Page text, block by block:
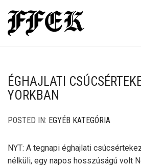
ÉGHAJLATI
YORKBAN
POSTED IN: EGYÉB KATEGÓRIA
NYT: A tegnapi éghajlati
nélküli, egy napos hosszúságú volt